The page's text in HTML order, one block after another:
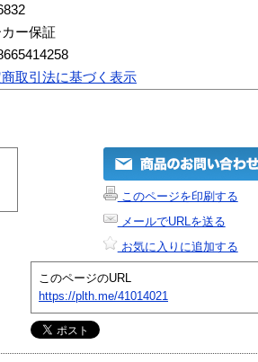
カー保証
取引法に基づく表示
このページを印刷する
メールでURLを送る
お気に入りに追加する
このページのURL
https://plth.me/41014021